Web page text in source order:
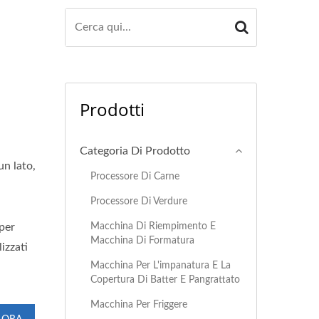
lato,
Prodotti
Categoria Di Prodotto
Processore Di Carne
Processore Di Verdure
Macchina Di Riempimento E
Macchina Di Formatura
Macchina Per L'impanatura E La
Copertura Di Batter E Pangrattato
Macchina Per Friggere